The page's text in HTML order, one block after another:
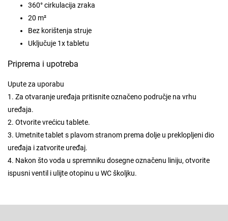
360° cirkulacija zraka
20 m²
Bez korištenja struje
Uključuje 1x tabletu
Priprema i upotreba
Upute za uporabu
1. Za otvaranje uređaja pritisnite označeno područje na vrhu
uređaja.
2. Otvorite vrećicu tablete.
3. Umetnite tablet s plavom stranom prema dolje u preklopljeni dio
uređaja i zatvorite uređaj.
4. Nakon što voda u spremniku dosegne označenu liniju, otvorite
ispusni ventil i ulijte otopinu u WC školjku.